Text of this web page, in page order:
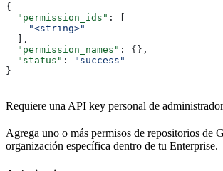
{
  "permission_ids"
: [
    "<string>"
  ],
  "permission_names"
: {},
  "status"
:
"success"
}
Requiere una API key personal de
Agrega uno o más permisos de repositorios de
organización específica dentro de tu Enterprise.